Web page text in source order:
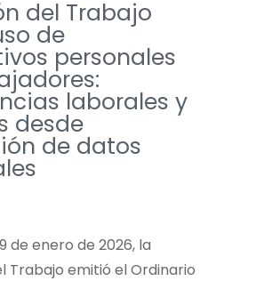
del Trabajo
de
personales
laborales y
desde
de datos
de enero de 2026, la
Trabajo emitió el Ordinario